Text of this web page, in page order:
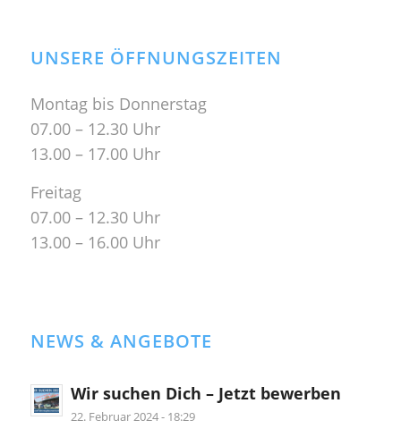
UNSERE ÖFFNUNGSZEITEN
Montag bis Donnerstag
07.00 – 12.30 Uhr
13.00 – 17.00 Uhr
Freitag
07.00 – 12.30 Uhr
13.00 – 16.00 Uhr
NEWS & ANGEBOTE
Wir suchen Dich – Jetzt bewerben
22. Februar 2024 - 18:29